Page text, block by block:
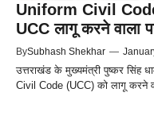
Uniform Civil
UCC लागू करने वाला
BySubhash Shekhar —
उत्तराखंड के मुख्यमंत्री पुष्कर सिंह
Civil Code (UCC) को लागू करने